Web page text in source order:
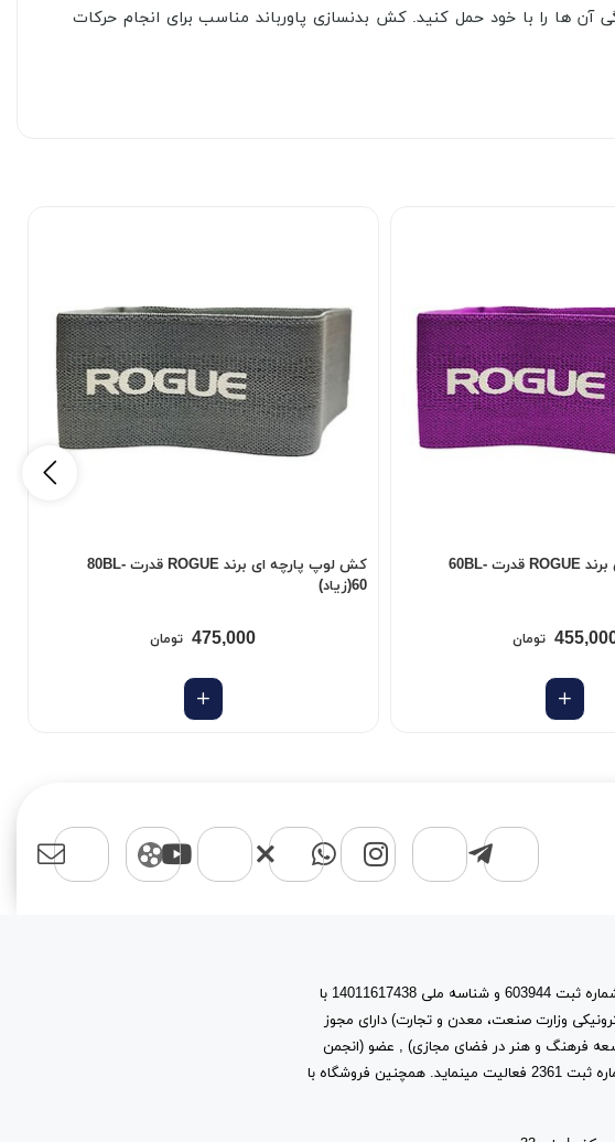
آن ها را با خود حمل کنید. کش بدنسازی پاورباند مناسب برای انجام حرکات
کش لوپ پارچه ای برند ROGUE قدرت 60BL-
تومان
کش لوپ پارچه ای برند ROGUE قدرت 80BL-
60(زیاد)
475,000 تومان
اسپرت مایکت یک برند با نام حقوقی پیشتازان آروین نیتا به شماره ثبت 603944 و شناسه ملی 14011617438 با
وزارت صنعت، معدن و تجارت) دارای مجوز
: 1-0-63-873970-2-1 از (مرکز توسعه فرهنگ و هنر در فضای مجازی) , عضو (انجمن
صنفی کارفرمایی کسب و کارهای اینترنتی استان تهران) به شماره ثبت 2361 فعالیت مینماید. همچنین فروشگاه با